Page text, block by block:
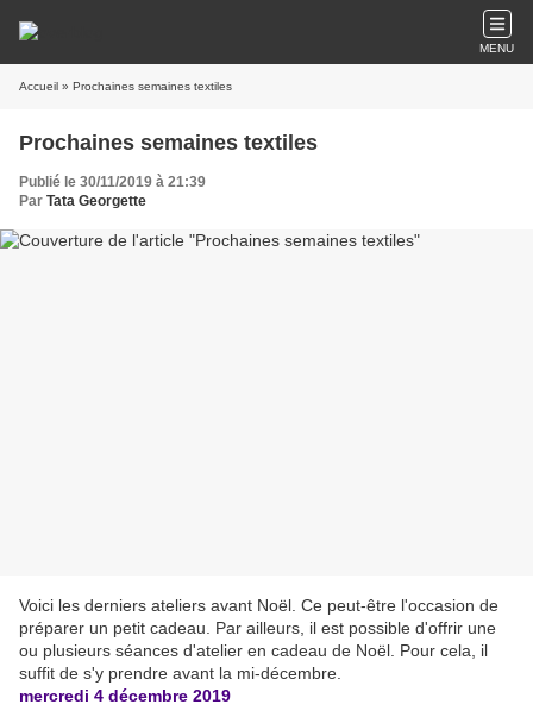
MENU
Accueil » Prochaines semaines textiles
Prochaines semaines textiles
Publié le 30/11/2019 à 21:39
Par Tata Georgette
Voici les derniers ateliers avant Noël. Ce peut-être l'occasion de
préparer un petit cadeau. Par ailleurs, il est possible d'offrir une
ou plusieurs séances d'atelier en cadeau de Noël. Pour cela, il
suffit de s'y prendre avant la mi-décembre.
mercredi 4 décembre 2019